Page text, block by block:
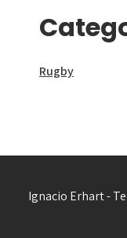
Rugby
Ignacio Erhart -